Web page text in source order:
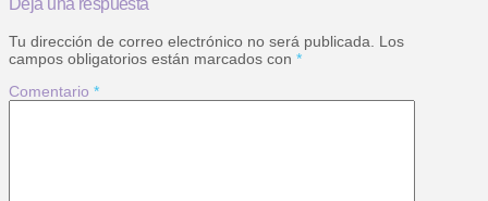
Tu dirección de correo electrónico no será publicada.
Los
campos obligatorios están marcados con *
Comentario *